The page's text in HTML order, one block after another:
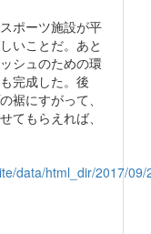
ポーツ施設が平
いことだ。あと
シュのための環
完成した。後
裾にすがって、
てもらえれば、
data/html_dir/2017/